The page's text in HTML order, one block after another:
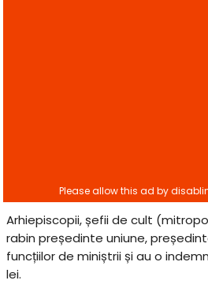
Arhiepiscopii, șefii de cult
rabin președinte uniune,
funcțiilor de miniștrii și au o
lei.